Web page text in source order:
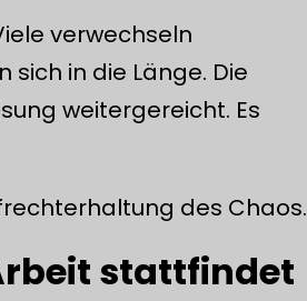
verwechseln
in die Länge. Die
weitergereicht. Es
des Chaos.
stattfindet